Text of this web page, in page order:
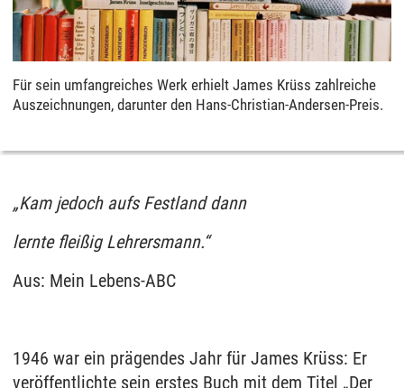
Für sein umfangreiches Werk erhielt James Krüss zahlreiche
Auszeichnungen, darunter den Hans-Christian-Andersen-Preis.
„Kam jedoch aufs Festland dann
lernte fleißig Lehrersmann.“
Aus: Mein Lebens-ABC
1946 war ein prägendes Jahr für James Krüss: Er
veröffentlichte sein erstes Buch mit dem Titel „Der